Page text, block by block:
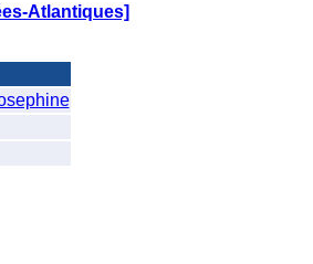
Atlantiques]